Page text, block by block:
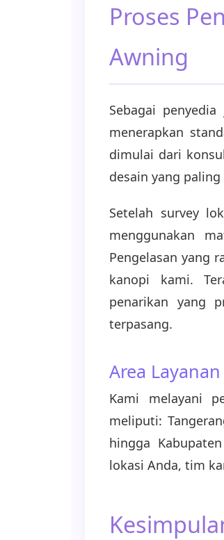
Proses
Awning
Sebagai penyedia
menerapkan
dimulai dari
desain yang
Setelah survey
menggunakan
Pengelasan yang
kanopi kami.
penarikan yang
terpasang.
Area
Kami melayani
meliputi:
hingga
lokasi Anda, tim